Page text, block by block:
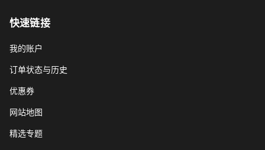
快速链接
我的账户
订单状态与历史
优惠券
网站地图
精选专题